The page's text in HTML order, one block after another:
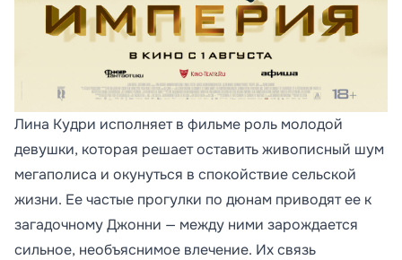
Лина Кудри исполняет в фильме роль молодой
девушки, которая решает оставить живописный шум
мегаполиса и окунуться в спокойствие сельской
жизни. Ее частые прогулки по дюнам приводят ее к
загадочному Джонни — между ними зарождается
сильное, необъяснимое влечение. Их связь